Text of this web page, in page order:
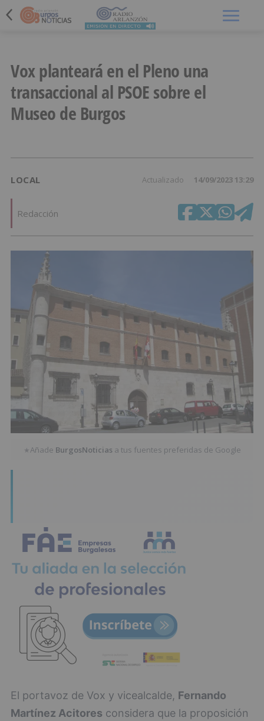
Vox planteará en el Pleno una
transaccional al PSOE sobre el
Museo de Burgos
LOCAL Actualizado 14/09/2023 13:29
Redacción
★Añade BurgosNoticias a tus fuentes preferidas de Google
El portavoz de Vox y vicealcalde, Fernando
Martínez Acitores considera que la proposición